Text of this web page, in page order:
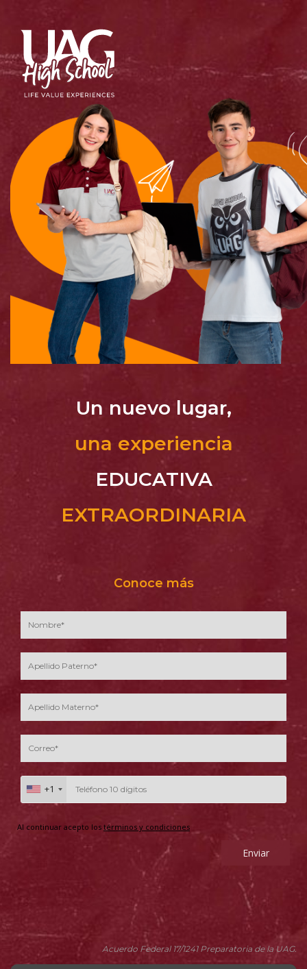
Un nuevo lugar,
una experiencia
EDUCATIVA
EXTRAORDINARIA
Conoce más
+1
Al continuar acepto los términos y condiciones
Enviar
Acuerdo Federal 17/1241 Preparatoria de la UAG.